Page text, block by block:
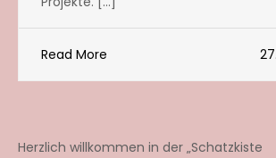
Read More
Herzlich willkommen in der „Schatzkiste